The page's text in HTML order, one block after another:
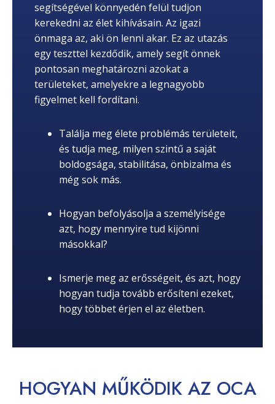
segítségével könnyedén felül tudjon
kerekedni az élet kihívásain. Az igazi
önmaga az, aki ön lenni akar. Ez az utazás
egy teszttel kezdődik, amely segít önnek
pontosan meghatározni azokat a
területeket, amelyekre a legnagyobb
figyelmet kell fordítani.
Találja meg élete problémás területeit,
és tudja meg, milyen szintű a saját
boldogsága, stabilitása, önbizalma és
még sok más.
Hogyan befolyásolja a személyisége
azt, hogy mennyire tud kijönni
másokkal?
Ismerje meg az erősségeit, és azt, hogy
hogyan tudja tovább erősíteni ezeket,
hogy többet érjen el az életben.
HOGYAN MŰKÖDIKAZ OCA